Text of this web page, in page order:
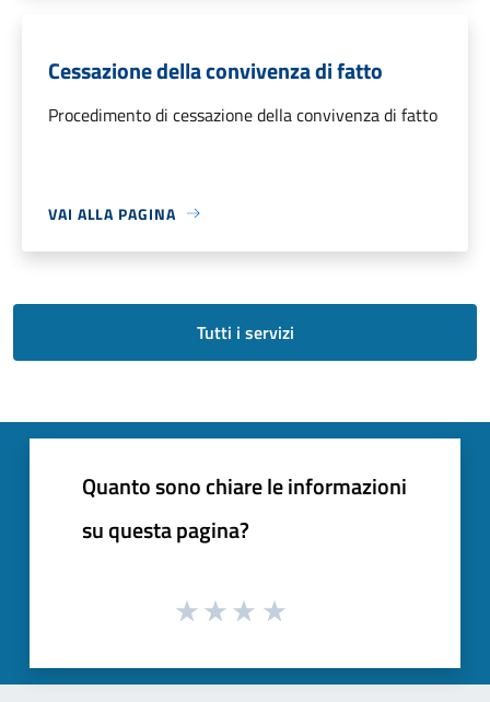
Cessazione della convivenza di fatto
Procedimento di cessazione della convivenza di fatto
VAI ALLA PAGINA
Tutti i servizi
Quanto sono chiare le informazioni
su questa pagina?